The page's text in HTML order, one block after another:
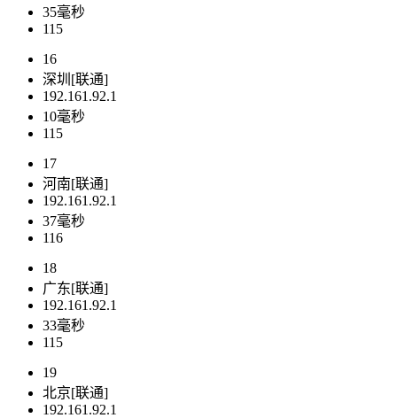
35毫秒
115
16
深圳[联通]
192.161.92.1
10毫秒
115
17
河南[联通]
192.161.92.1
37毫秒
116
18
广东[联通]
192.161.92.1
33毫秒
115
19
北京[联通]
192.161.92.1